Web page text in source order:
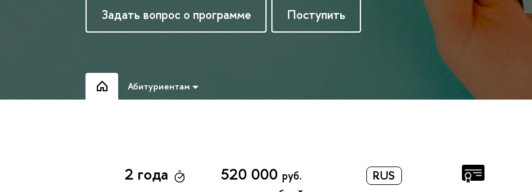
Задать вопрос о программе Поступить
Абитуриентам
2 года 520 000 руб.
RUS